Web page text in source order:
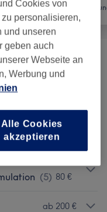
(7)
ab
ab 160 €
(5) 80 €
ab 200 €
Cookies von
personalisieren,
und unseren
geben auch
Webseite an
Werbung und
Alle Cookies
akzeptieren